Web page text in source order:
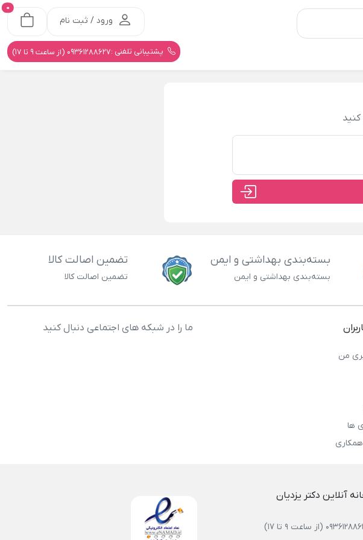
ورود / ثبت نام
0
پشتیبانی تلفنی :09361288627 (از ساعت 9 تا 17)
کنید
بسته‌بندی بهداشتی و ایمن
بسته‌بندی بهداشتی و ایمن
تضمین اصالت کالا
تضمین اصالت کالا
من
ها
ما را در شبکه های اجتماعی دنبال کنید
آنلاین دکتر یزدیان
(از ساعت 9 تا 17)